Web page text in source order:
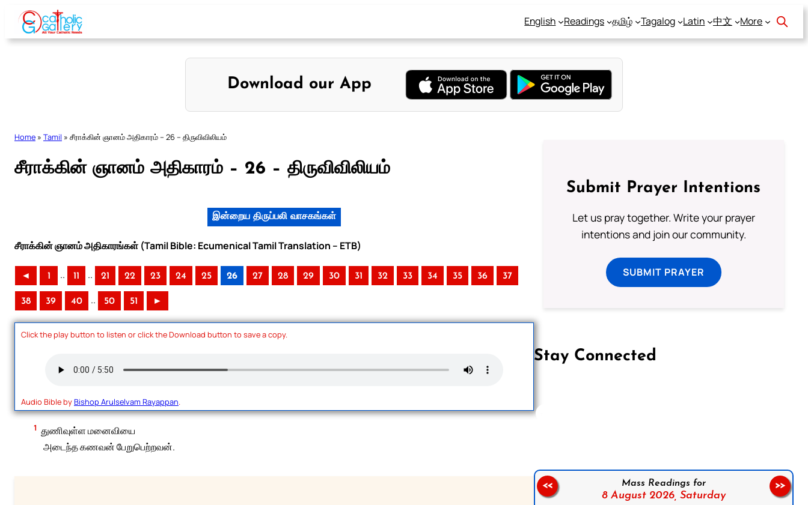
Skip
content
English Readings தமிழ் Tagalog Latin 中文 More
Download our App
Home » Tamil » சீராக்கின் ஞானம் அதிகாரம் – 26 – திருவிவிலியம்
சீராக்கின் ஞானம் அதிகாரம் – 26 – திருவிவிலியம்
இன்றைய திருப்பலி வாசகங்கள்
சீராக்கின் ஞானம் அதிகாரங்கள் (Tamil Bible: Ecumenical Tamil Translation – ETB)
◄ 1 .. 11 .. 21 22 23 24 25 26 27 28 29 30 31 32 33 34 35 36 37
38 39 40 .. 50 51 ►
Click the play button to listen or click the Download button to save a copy.
Audio Bible byBishop Arulselvam Rayappan.
1 துணிவுள்ள மனைவியை
அடைந்த கணவன் பேறுபெற்றவன்.
Submit Prayer Intentions
Let us pray together. Write your prayer
intentions and join our community.
SUBMIT PRAYER
Stay Connected
Follow us on Facebook
Mass Readings for
8 August 2026, Saturday
<< >>